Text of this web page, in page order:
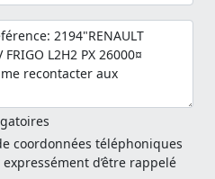
coordonnées téléphoniques
d’être rappelé